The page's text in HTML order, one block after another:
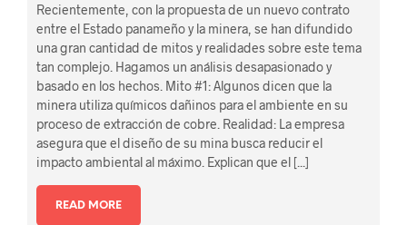
Recientemente, con la propuesta de un nuevo contrato
entre el Estado panameño y la minera, se han difundido
una gran cantidad de mitos y realidades sobre este tema
tan complejo. Hagamos un análisis desapasionado y
basado en los hechos. Mito #1: Algunos dicen que la
minera utiliza químicos dañinos para el ambiente en su
proceso de extracción de cobre. Realidad: La empresa
asegura que el diseño de su mina busca reducir el
impacto ambiental al máximo. Explican que el [...]
READ MORE